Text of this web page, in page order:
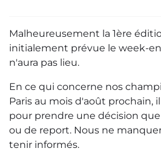
Malheureusement la 1ère
initialement prévue le week-
n'aura pas lieu.
En ce qui concerne nos
Paris au mois d'août prochain,
pour prendre une décision
ou de report. Nous ne
tenir informés.